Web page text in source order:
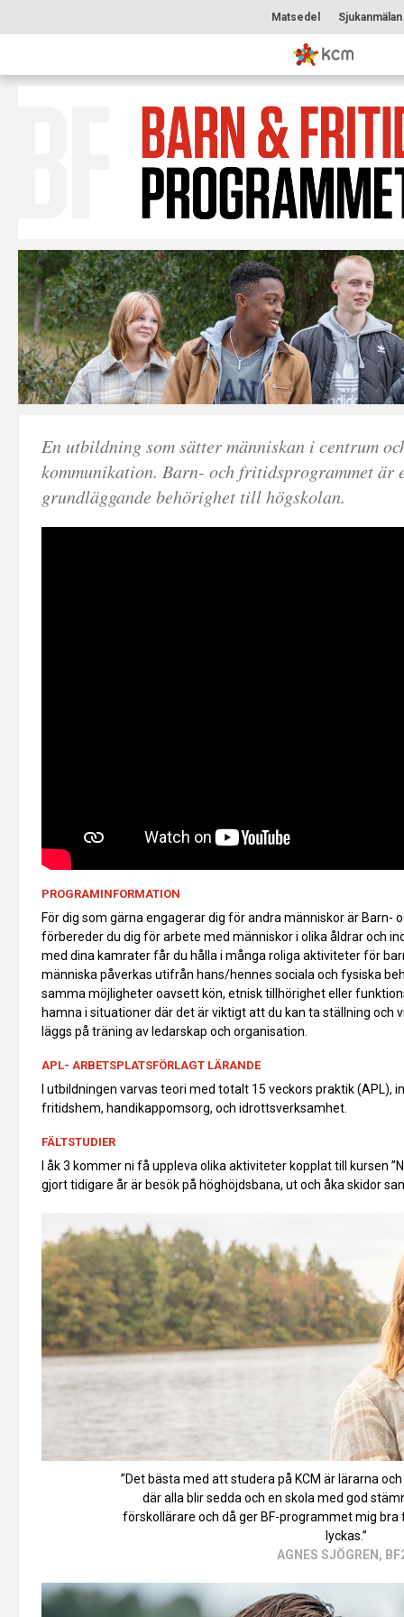
Matsedel Sjukanmälan
En utbildning som sätter människan i centrum
kommunikation. Barn- och fritidsprogrammet är
grundläggande behörighet till högskolan.
PROGRAMINFORMATION
För dig som gärna engagerar dig för andra människor är
förbereder du dig för arbete med människor i olika åldrar och
med dina kamrater får du hålla i många roliga aktiviteter för
människa påverkas utifrån hans/hennes sociala och fysiska
samma möjligheter oavsett kön, etnisk tillhörighet eller
hamna i situationer där det är viktigt att du kan ta ställning och
läggs på träning av ledarskap och organisation.
APL- ARBETSPLATSFÖRLAGT LÄRANDE
I utbildningen varvas teori med totalt 15 veckors praktik (APL),
fritidshem, handikappomsorg, och idrottsverksamhet.
FÄLTSTUDIER
I åk 3 kommer ni få uppleva olika aktiviteter kopplat till kursen
gjort tidigare år är besök på höghöjdsbana, ut och åka skidor
”Det bästa med att studera på KCM är lärarna
där alla blir sedda och en skola med god
förskollärare och då ger BF-programmet mig
lyckas.”
AGNES SJÖGREN,